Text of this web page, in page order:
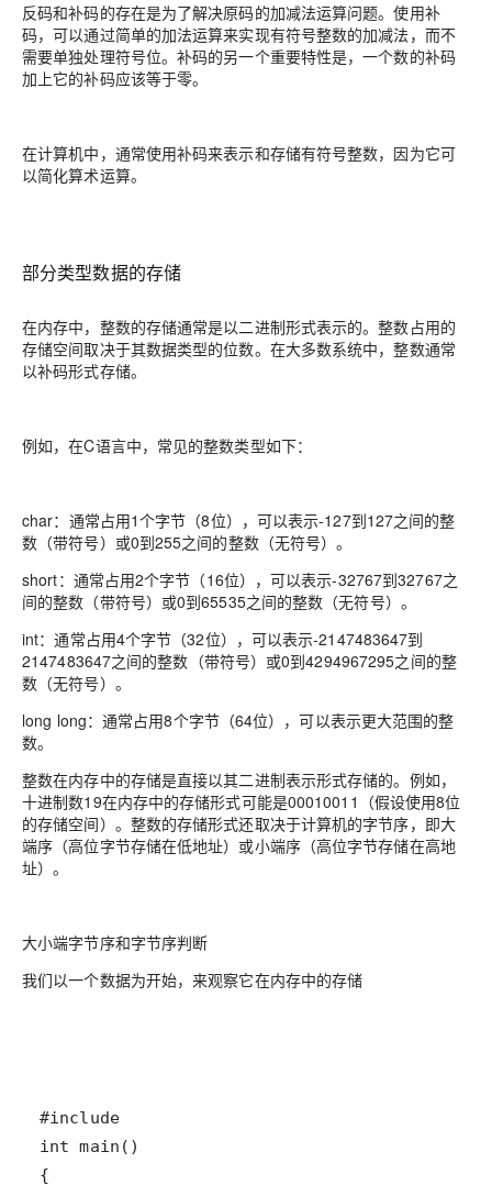
反码和补码的存在是为了解决原码的加减法运算问题。使用补
码，可以通过简单的加法运算来实现有符号整数的加减法，而不
需要单独处理符号位。补码的另一个重要特性是，一个数的补码
加上它的补码应该等于零。
在计算机中，通常使用补码来表示和存储有符号整数，因为它可
以简化算术运算。
部分类型数据的存储
在内存中，整数的存储通常是以二进制形式表示的。整数占用的
存储空间取决于其数据类型的位数。在大多数系统中，整数通常
以补码形式存储。
例如，在C语言中，常见的整数类型如下：
char：通常占用1个字节（8位），可以表示-127到127之间的整
数（带符号）或0到255之间的整数（无符号）。
short：通常占用2个字节（16位），可以表示-32767到32767之
间的整数（带符号）或0到65535之间的整数（无符号）。
int：通常占用4个字节（32位），可以表示-2147483647到
2147483647之间的整数（带符号）或0到4294967295之间的整
数（无符号）。
long long：通常占用8个字节（64位），可以表示更大范围的整
数。
整数在内存中的存储是直接以其二进制表示形式存储的。例如，
十进制数19在内存中的存储形式可能是00010011（假设使用8位
的存储空间）。整数的存储形式还取决于计算机的字节序，即大
端序（高位字节存储在低地址）或小端序（高位字节存储在高地
址）。
大小端字节序和字节序判断
我们以一个数据为开始，来观察它在内存中的存储